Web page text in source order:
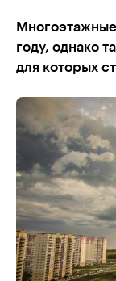
году, однако
для которых